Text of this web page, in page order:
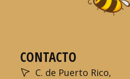
CONTACTO
C. de Puerto Rico,